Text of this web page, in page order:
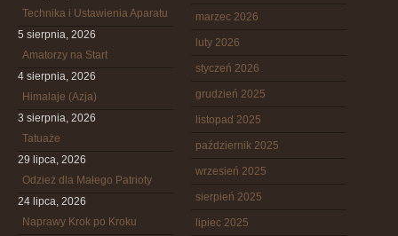
Technika i Ustawienia Aparatu
5 sierpnia, 2026
Amatorzy na Start
4 sierpnia, 2026
Himalaje (Azja)
3 sierpnia, 2026
Tatuaże
29 lipca, 2026
Odzież dla Małego Patrioty
24 lipca, 2026
Naprawy Krok po Kroku
marzec 2026
luty 2026
styczeń 2026
grudzień 2025
listopad 2025
październik 2025
wrzesień 2025
sierpień 2025
lipiec 2025